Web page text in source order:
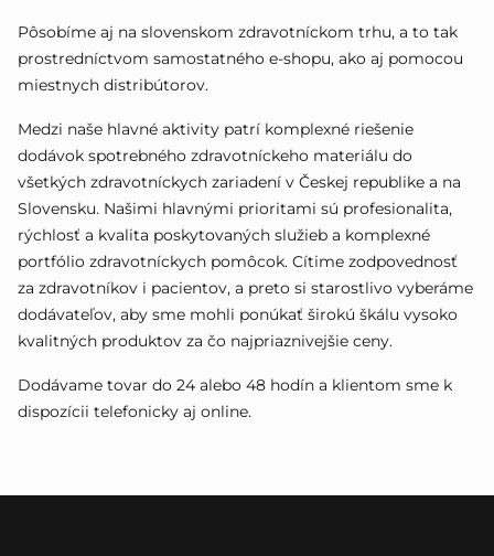
Pôsobíme aj na slovenskom zdravotníckom trhu, a to tak
prostredníctvom samostatného e-shopu, ako aj pomocou
miestnych distribútorov.
Medzi naše hlavné aktivity patrí komplexné riešenie
dodávok spotrebného zdravotníckeho materiálu do
všetkých zdravotníckych zariadení v Českej republike a na
Slovensku. Našimi hlavnými prioritami sú profesionalita,
rýchlosť a kvalita poskytovaných služieb a komplexné
portfólio zdravotníckych pomôcok. Cítime zodpovednosť
za zdravotníkov i pacientov, a preto si starostlivo vyberáme
dodávateľov, aby sme mohli ponúkať širokú škálu vysoko
kvalitných produktov za čo najpriaznivejšie ceny.
Dodávame tovar do 24 alebo 48 hodín a klientom sme k
dispozícii telefonicky aj online.